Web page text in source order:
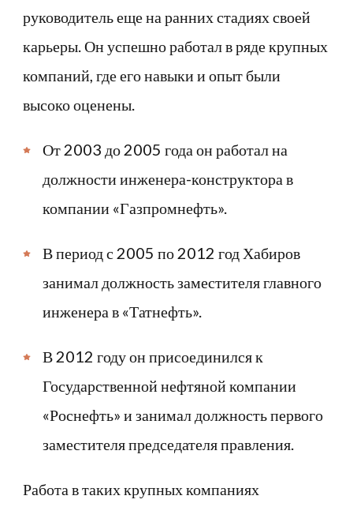
руководитель еще на ранних стадиях своей
карьеры. Он успешно работал в ряде крупных
компаний, где его навыки и опыт были
высоко оценены.
От 2003 до 2005 года он работал на
должности инженера-конструктора в
компании «Газпромнефть».
В период с 2005 по 2012 год Хабиров
занимал должность заместителя главного
инженера в «Татнефть».
В 2012 году он присоединился к
Государственной нефтяной компании
«Роснефть» и занимал должность первого
заместителя председателя правления.
Работа в таких крупных компаниях